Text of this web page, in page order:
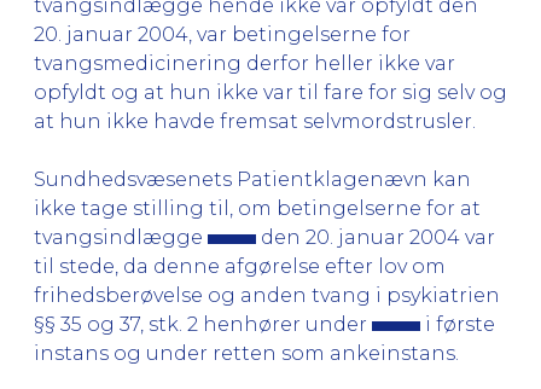
tvangsindlægge hende ikke var opfyldt den
20. januar 2004, var betingelserne for
tvangsmedicinering derfor heller ikke var
opfyldt og at hun ikke var til fare for sig selv og
at hun ikke havde fremsat selvmordstrusler.
Sundhedsvæsenets Patientklagenævn kan
ikke tage stilling til, om betingelserne for at
tvangsindlægge
den 20. januar 2004 var
til stede, da denne afgørelse efter lov om
frihedsberøvelse og anden tvang i psykiatrien
§§ 35 og 37, stk. 2 henhører under
i første
instans og under retten som ankeinstans.